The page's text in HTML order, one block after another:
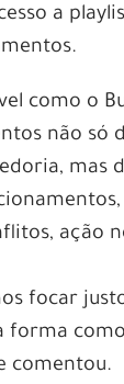
a
como o
não só
mas
ação
focar
forma
comentou.